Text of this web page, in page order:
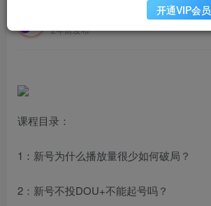
2年前发布
课程目录：
1：新号为什么播放量很少如何破局？
2：新号不投DOU+不能起号吗？
开通VIP会员